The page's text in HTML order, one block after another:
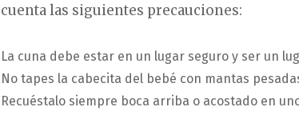
cuenta las siguientes precauciones:
La cuna debe estar en un lugar seguro y ser un
No tapes la cabecita del bebé con mantas
Recuéstalo siempre boca arriba o acostado en